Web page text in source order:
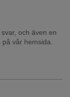
och även en
vår hemsida.